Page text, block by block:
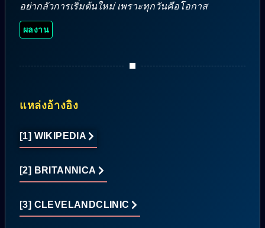
อย่ากลัวการเริ่มต้นใหม่ เพราะทุกวันคือโอกาส
ผลงาน
แหล่งอ้างอิง
[1] WIKIPEDIA
[2] BRITANNICA
[3] CLEVELANDCLINIC